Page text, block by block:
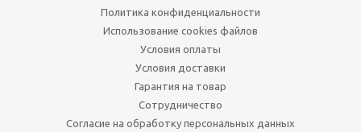
Политика конфиденциальности
Использование cookies файлов
Условия оплаты
Условия доставки
Гарантия на товар
Сотрудничество
Согласие на обработку персональных данных